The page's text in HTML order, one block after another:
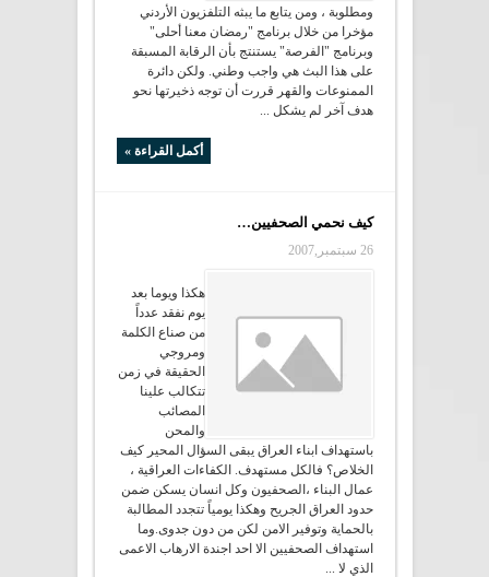
ومطلوبة ، ومن يتابع ما يبثه التلفزيون الأردني
مؤخرا من خلال برنامج "رمضان معنا أحلى"
وبرنامج "الفرصة" يستنتج بأن الرقابة المسبقة
على هذا البث هي واجب وطني. ولكن دائرة
الممنوعات والقهر قررت أن توجه ذخيرتها نحو
هدف آخر لم يشكل ...
أكمل القراءة »
كيف نحمي الصحفيين…
26 سبتمبر,2007
هكذا ويوما بعد
يوم نفقد عدداً
من صناع الكلمة
ومروجي
الحقيقة في زمن
تتكالب علينا
المصائب
والمحن
باستهداف ابناء العراق يبقى السؤال المحير كيف
الخلاص؟ فالكل مستهدف. الكفاءات العراقية ،
عمال البناء ،الصحفيون وكل انسان يسكن ضمن
حدود العراق الجريح وهكذا يومياً تتجدد المطالبة
بالحماية وتوفير الامن لكن من دون جدوى.وما
استهداف الصحفيين الا احد اجندة الارهاب الاعمى
الذي لا ...